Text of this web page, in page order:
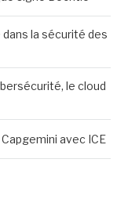
la sécurité des
le cloud
avec ICE